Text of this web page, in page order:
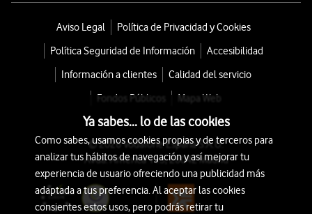
Aviso Legal
Política de Privacidad y Cookies
Política Seguridad de Información
Accesibilidad
Información a clientes
Calidad del servicio
Fondos Públicos
Mapa Web
© 2026 Vodafone España S.A.U.
Avda. América 115, 28042 Madrid
Ya sabes... lo de las cookies
Como sabes, usamos cookies propias y de terceros para
analizar tus hábitos de navegación y así mejorar tu
experiencia de usuario ofreciendo una publicidad más
adaptada a tus preferencia. Al aceptar las cookies
consientes estos usos, pero podrás retirar tu